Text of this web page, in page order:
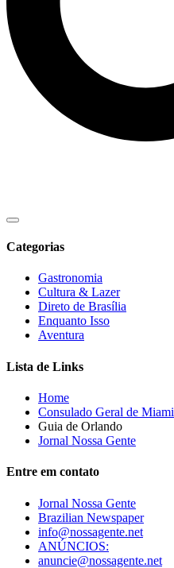
Categorias
Gastronomia
Cultura & Lazer
Direto de Brasília
Enquanto Isso
Aventura
Lista de Links
Home
Consulado Geral de Miami
Guia de Orlando
Jornal Nossa Gente
Entre em contato
Jornal Nossa Gente
Brazilian Newspaper
info@nossagente.net
ANÚNCIOS:
anuncie@nossagente.net